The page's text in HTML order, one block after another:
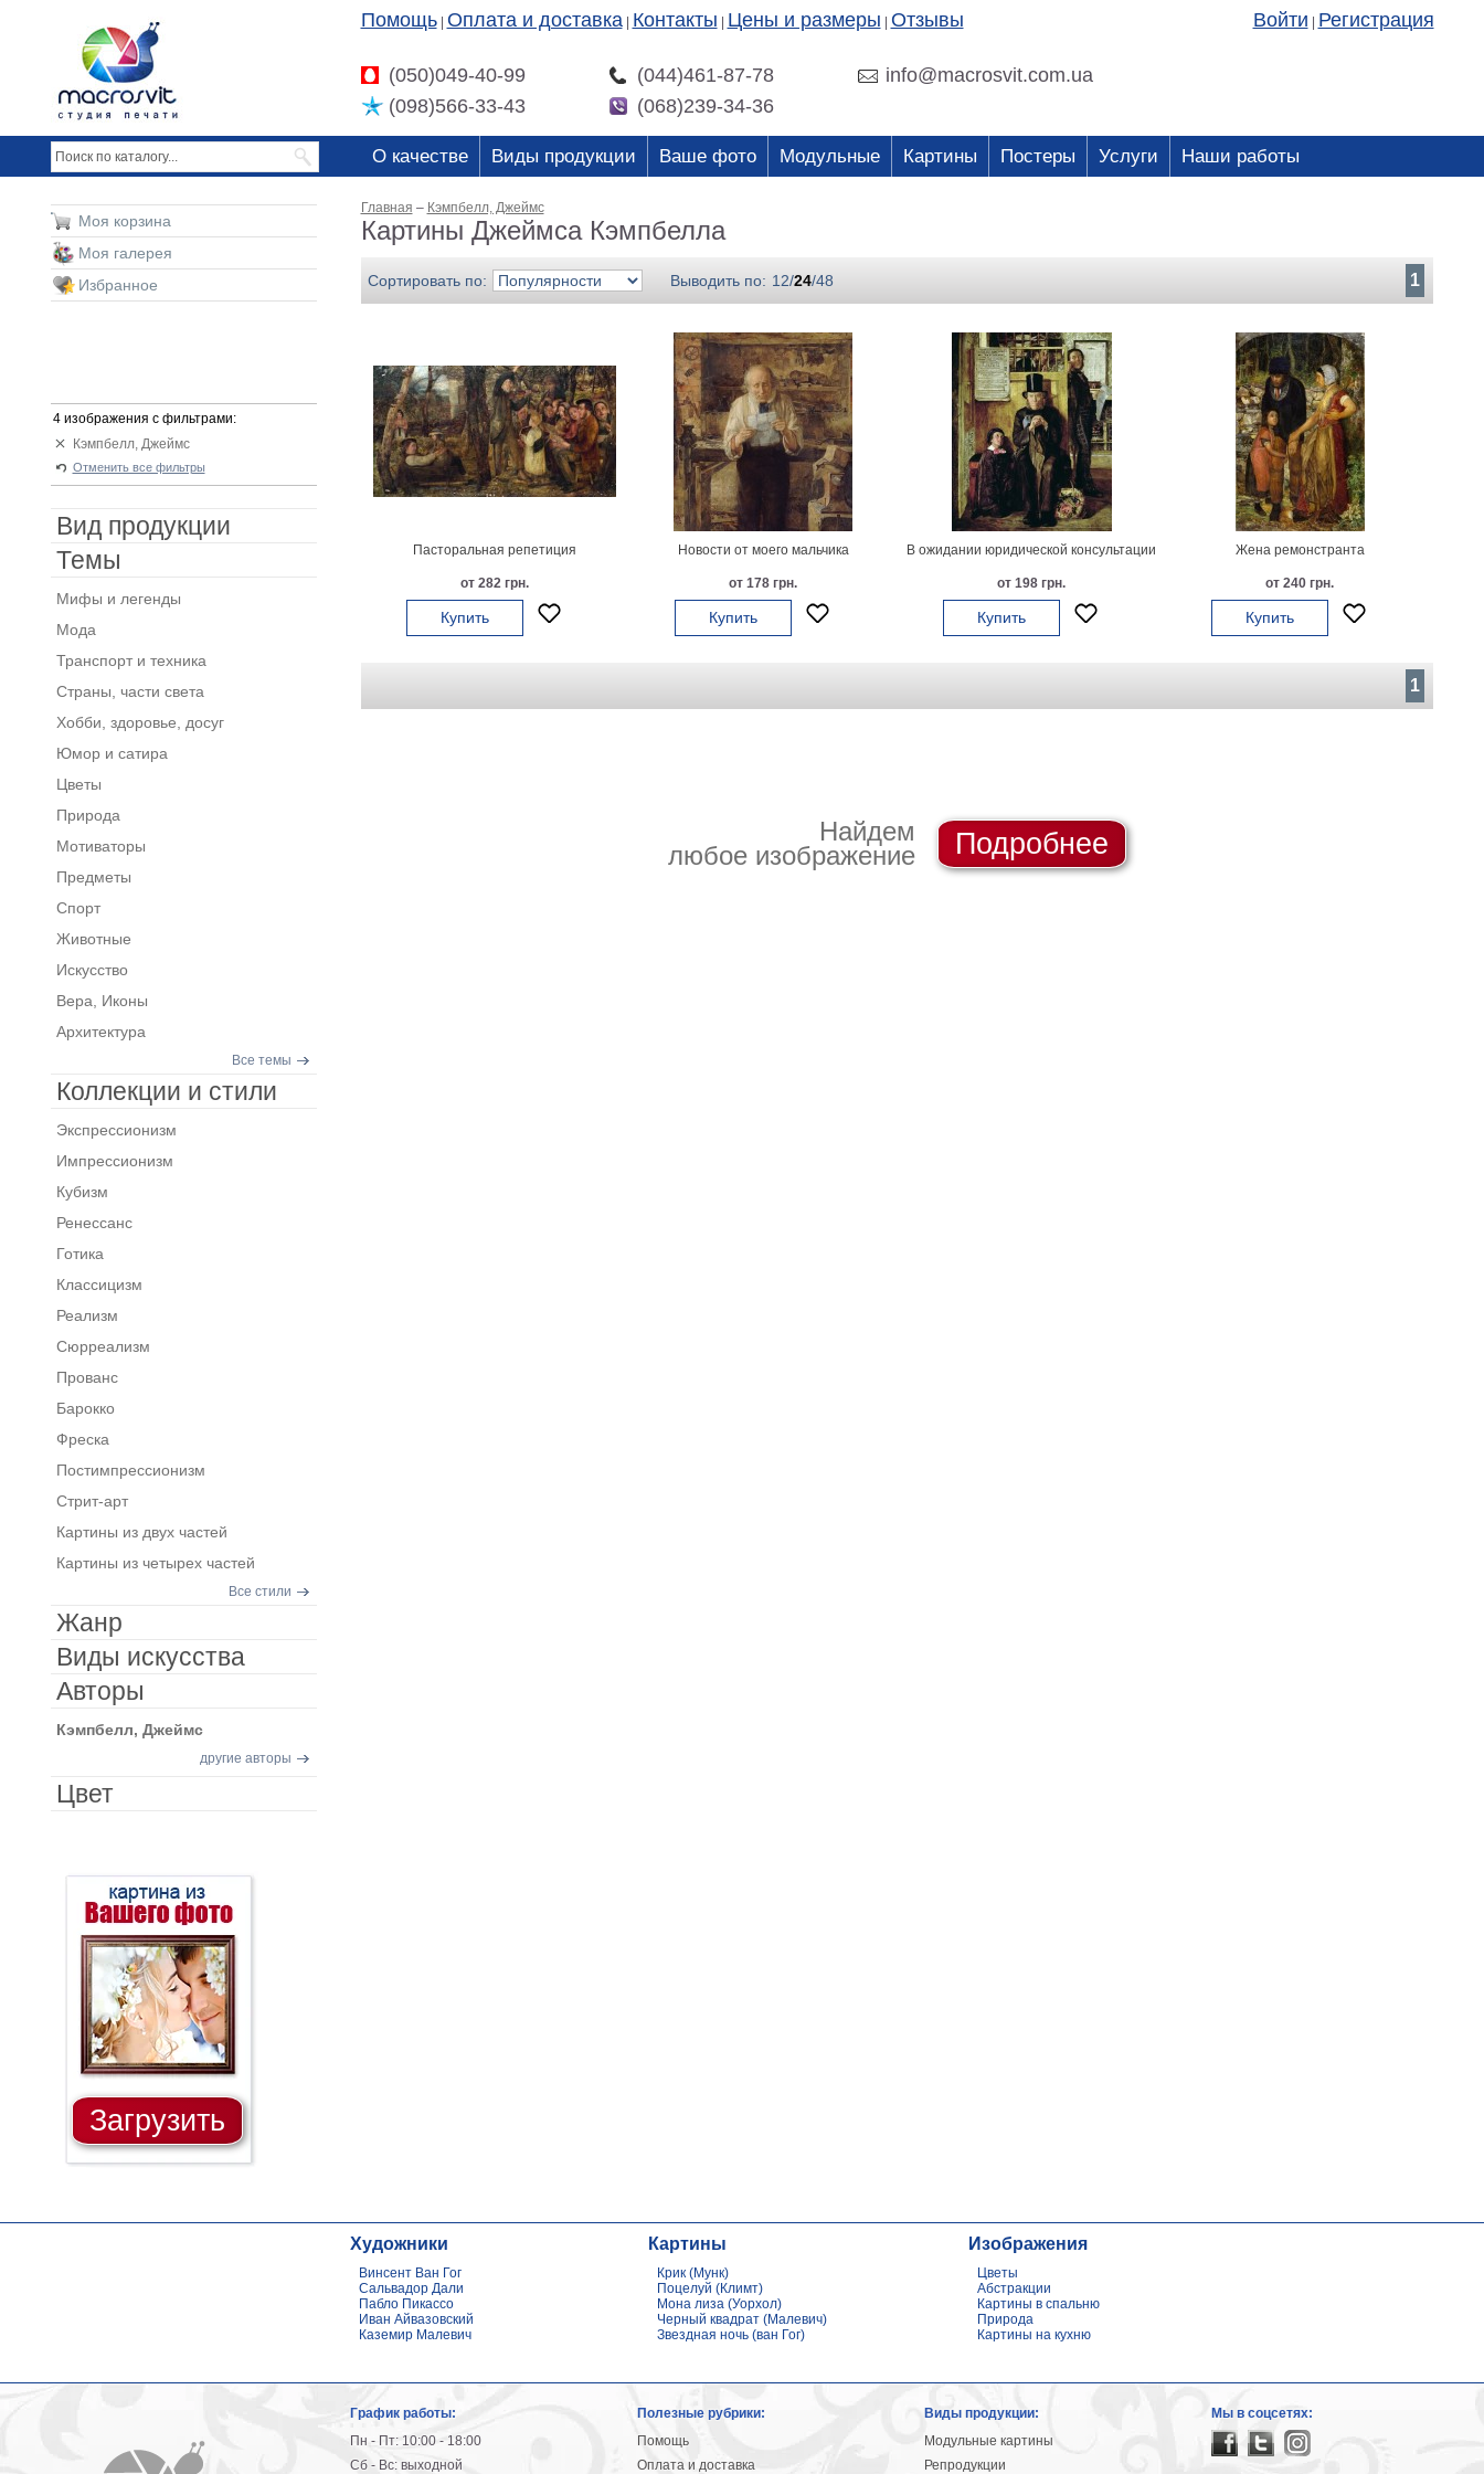
Помощь Оплата и доставка Контакты Цены и размеры Отзывы Войти Регистрация
(050)049-40-99 (044)461-87-78
info@macrosvit.com.ua
(098)566-33-43
(068)239-34-36
О качестве Виды продукции Ваше фото Модульные Картины Постеры Услуги Наши работы
Главная – Кэмпбелл, Джеймс
Картины Джеймса Кэмпбелла
Сортировать по: Выводить по: 12/24/48 1
Пасторальная репетиция
от 282 грн.
Купить
Новости от моего мальчика
от 178 грн.
Купить
В ожидании юридической консультации
от 198 грн.
Купить
Жена ремонстранта
от 240 грн.
Купить
1
Найдем
любое изображение
Подробнее
Моя корзина
Моя галерея
Избранное
4 изображения с фильтрами:
Кэмпбелл, Джеймс
Отменить все фильтры
Вид продукции
Темы
Мифы и легенды
Мода
Транспорт и техника
Страны, части света
Хобби, здоровье, досуг
Юмор и сатира
Цветы
Природа
Мотиваторы
Предметы
Спорт
Животные
Искусство
Вера, Иконы
Архитектура
Все темы
Коллекции и стили
Экспрессионизм
Импрессионизм
Кубизм
Ренессанс
Готика
Классицизм
Реализм
Сюрреализм
Прованс
Барокко
Фреска
Постимпрессионизм
Стрит-арт
Картины из двух частей
Картины из четырех частей
Все стили
Жанр
Виды искусства
Авторы
Кэмпбелл, Джеймс
другие авторы
Цвет
Загрузить
Художники
Винсент Ван Гог
Сальвадор Дали
Пабло Пикассо
Иван Айвазовский
Каземир Малевич
Картины
Крик (Мунк)
Поцелуй (Климт)
Мона лиза (Уорхол)
Черный квадрат (Малевич)
Звездная ночь (ван Гог)
Изображения
Цветы
Абстракции
Картины в спальню
Природа
Картины на кухню
График работы:
Пн - Пт: 10:00 - 18:00
Сб - Вс: выходной
Полезные рубрики:
Помощь
Оплата и доставка
Виды продукции:
Модульные картины
Репродукции
Мы в соцсетях: